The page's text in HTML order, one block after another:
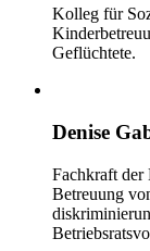
Kolleg für
Geflüchtete.
Denise
Fachkraft der
Betreuung